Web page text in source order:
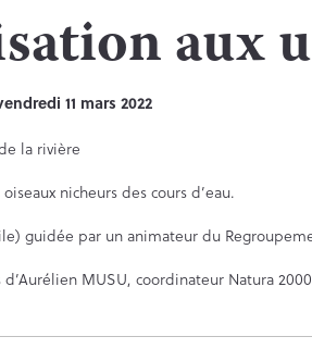
aux
11 mars 2022
nicheurs des cours d’eau.
guidée par un animateur du
MUSU, coordinateur Natura